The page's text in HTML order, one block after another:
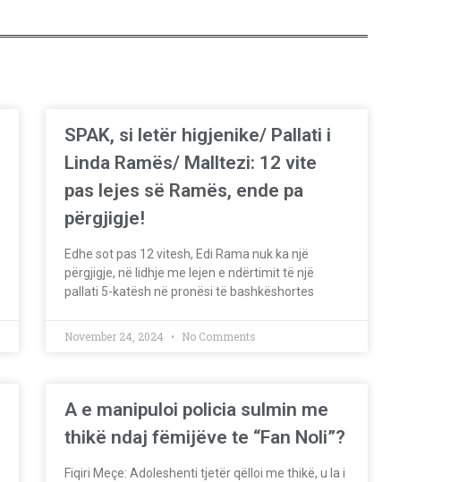
SPAK, si letër higjenike/ Pallati i
Linda Ramës/ Malltezi: 12 vite
pas lejes së Ramës, ende pa
përgjigje!
Edhe sot pas 12 vitesh, Edi Rama nuk ka një
përgjigje, në lidhje me lejen e ndërtimit të një
pallati 5-katësh në pronësi të bashkëshortes
November 24, 2024 No Comments
A e manipuloi policia sulmin me
thikë ndaj fëmijëve te “Fan Noli”?
Fiqiri Meçe: Adoleshenti tjetër qëlloi me thikë, u la i